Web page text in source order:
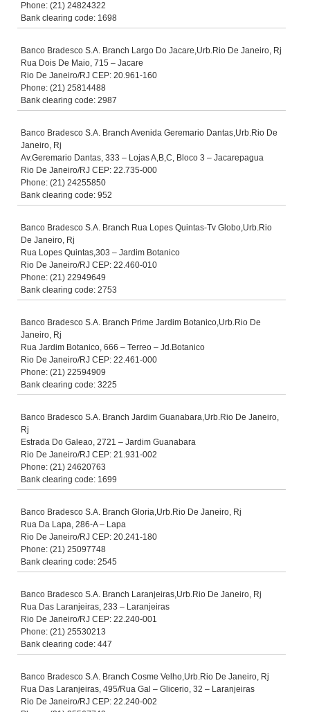
Phone: (21) 24824322
Bank clearing code: 1698
Banco Bradesco S.A. Branch Largo Do Jacare,Urb.Rio De Janeiro, Rj
Rua Dois De Maio, 715 – Jacare
Rio De Janeiro/RJ CEP: 20.961-160
Phone: (21) 25814488
Bank clearing code: 2987
Banco Bradesco S.A. Branch Avenida Geremario Dantas,Urb.Rio De
Janeiro, Rj
Av.Geremario Dantas, 333 – Lojas A,B,C, Bloco 3 – Jacarepagua
Rio De Janeiro/RJ CEP: 22.735-000
Phone: (21) 24255850
Bank clearing code: 952
Banco Bradesco S.A. Branch Rua Lopes Quintas-Tv Globo,Urb.Rio
De Janeiro, Rj
Rua Lopes Quintas,303 – Jardim Botanico
Rio De Janeiro/RJ CEP: 22.460-010
Phone: (21) 22949649
Bank clearing code: 2753
Banco Bradesco S.A. Branch Prime Jardim Botanico,Urb.Rio De
Janeiro, Rj
Rua Jardim Botanico, 666 – Terreo – Jd.Botanico
Rio De Janeiro/RJ CEP: 22.461-000
Phone: (21) 22594909
Bank clearing code: 3225
Banco Bradesco S.A. Branch Jardim Guanabara,Urb.Rio De Janeiro,
Rj
Estrada Do Galeao, 2721 – Jardim Guanabara
Rio De Janeiro/RJ CEP: 21.931-002
Phone: (21) 24620763
Bank clearing code: 1699
Banco Bradesco S.A. Branch Gloria,Urb.Rio De Janeiro, Rj
Rua Da Lapa, 286-A – Lapa
Rio De Janeiro/RJ CEP: 20.241-180
Phone: (21) 25097748
Bank clearing code: 2545
Banco Bradesco S.A. Branch Laranjeiras,Urb.Rio De Janeiro, Rj
Rua Das Laranjeiras, 233 – Laranjeiras
Rio De Janeiro/RJ CEP: 22.240-001
Phone: (21) 25530213
Bank clearing code: 447
Banco Bradesco S.A. Branch Cosme Velho,Urb.Rio De Janeiro, Rj
Rua Das Laranjeiras, 495/Rua Gal – Glicerio, 32 – Laranjeiras
Rio De Janeiro/RJ CEP: 22.240-002